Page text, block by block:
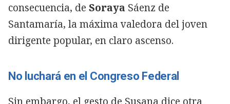
consecuencia, de Soraya Sáenz de
Santamaría, la máxima valedora del joven
dirigente popular, en claro ascenso.
No luchará en el Congreso Federal